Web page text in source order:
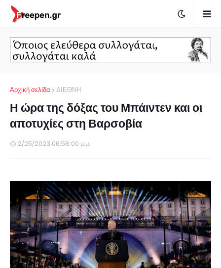
Αρχική σελίδα ΔΙΕΘΝΗ
Η ώρα της δόξας του Μπάιντεν και οι
αποτυχίες στη Βαρσοβία
2/25/2023 06:58:00 μ.μ.